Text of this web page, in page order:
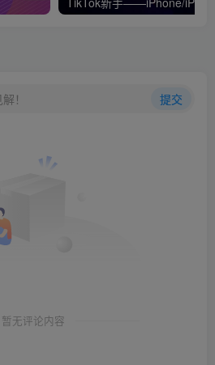
件事上，始终难以取舍，无法抉
难？
搞点自己的副业，它不香么？
！ 提交
暂无评论内容